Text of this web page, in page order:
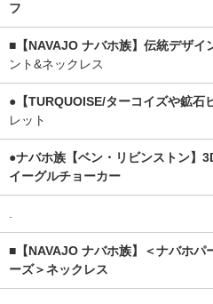
フ
■【NAVAJO ナバホ族】伝統デザイ
ント&ネックレス
●【TURQUOISE/ターコイズや鉱石
レット
●ナバホ族【ベン・リビンストン】
イーグルチョーカー
■【NAVAJO ナバホ族】＜ナバホパ
ーズ＞ネックレス